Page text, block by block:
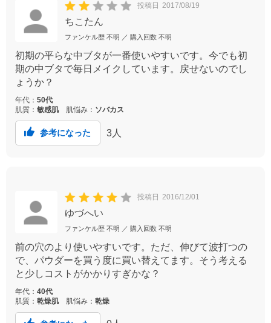
投稿日 2017/08/19
ちこたん
ファンケル歴 不明 ／ 購入回数 不明
初期の平らな中ブタが一番使いやすいです。今でも初
期の中ブタで毎日メイクしています。戻せないのでし
ょうか？
年代： 50代
肌質： 敏感肌 肌悩み： ソバカス
参考になった 3 人
投稿日 2016/12/01
ゆづへい
ファンケル歴 不明 ／ 購入回数 不明
前の穴のより使いやすいです。ただ、伸びて波打つの
で、パウダーを買う度に買い替えてます。そう考える
と少しコストがかかりすぎかな？
年代： 40代
肌質： 乾燥肌 肌悩み： 乾燥